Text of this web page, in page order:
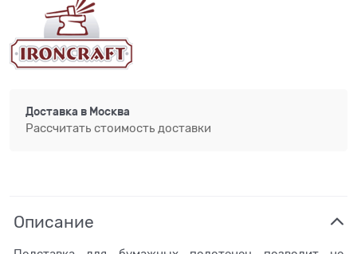
Доставка в Москва
Рассчитать стоимость доставки
Описание